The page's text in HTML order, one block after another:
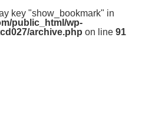
key "show_bookmark" in
public_html/wp-
archive.php on line 91